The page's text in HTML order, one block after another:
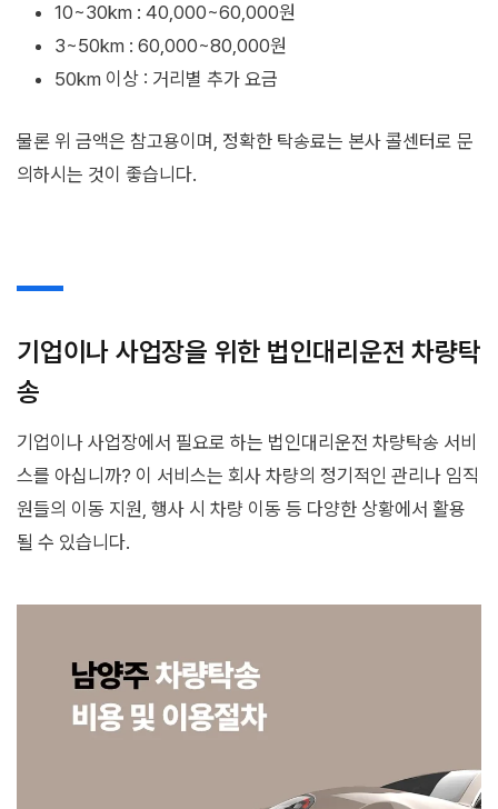
10~30km : 40,000~60,000원
3~50km : 60,000~80,000원
50km 이상 : 거리별 추가 요금
물론 위 금액은 참고용이며, 정확한 탁송료는 본사 콜센터로 문
의하시는 것이 좋습니다.
기업이나 사업장을 위한 법인대리운전 차량탁
송
기업이나 사업장에서 필요로 하는 법인대리운전 차량탁송 서비
스를 아십니까? 이 서비스는 회사 차량의 정기적인 관리나 임직
원들의 이동 지원, 행사 시 차량 이동 등 다양한 상황에서 활용
될 수 있습니다.